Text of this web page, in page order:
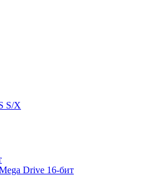
S/X
Drive 16-бит